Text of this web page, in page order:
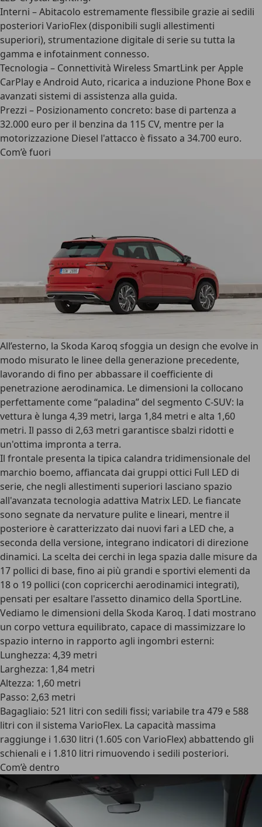
Interni – Abitacolo estremamente flessibile grazie ai sedili
posteriori VarioFlex (disponibili sugli allestimenti
superiori), strumentazione digitale di serie su tutta la
gamma e infotainment connesso.
Tecnologia – Connettività Wireless SmartLink per Apple
CarPlay e Android Auto, ricarica a induzione Phone Box e
avanzati sistemi di assistenza alla guida.
Prezzi – Posizionamento concreto: base di partenza a
32.000 euro per il benzina da 115 CV, mentre per la
motorizzazione Diesel l'attacco è fissato a 34.700 euro.
Com’è fuori
All’esterno, la Skoda Karoq sfoggia un design che evolve in
modo misurato le linee della generazione precedente,
lavorando di fino per abbassare il coefficiente di
penetrazione aerodinamica. Le dimensioni la collocano
perfettamente come “paladina” del segmento C-SUV: la
vettura è lunga 4,39 metri, larga 1,84 metri e alta 1,60
metri. Il passo di 2,63 metri garantisce sbalzi ridotti e
un'ottima impronta a terra.
Il frontale presenta la tipica calandra tridimensionale del
marchio boemo, affiancata dai gruppi ottici Full LED di
serie, che negli allestimenti superiori lasciano spazio
all'avanzata tecnologia adattiva Matrix LED. Le fiancate
sono segnate da nervature pulite e lineari, mentre il
posteriore è caratterizzato dai nuovi fari a LED che, a
seconda della versione, integrano indicatori di direzione
dinamici. La scelta dei cerchi in lega spazia dalle misure da
17 pollici di base, fino ai più grandi e sportivi elementi da
18 o 19 pollici (con copricerchi aerodinamici integrati),
pensati per esaltare l'assetto dinamico della SportLine.
Vediamo le dimensioni della Skoda Karoq. I dati mostrano
un corpo vettura equilibrato, capace di massimizzare lo
spazio interno in rapporto agli ingombri esterni:
Lunghezza: 4,39 metri
Larghezza: 1,84 metri
Altezza: 1,60 metri
Passo: 2,63 metri
Bagagliaio: 521 litri con sedili fissi; variabile tra 479 e 588
litri con il sistema VarioFlex. La capacità massima
raggiunge i 1.630 litri (1.605 con VarioFlex) abbattendo gli
schienali e i 1.810 litri rimuovendo i sedili posteriori.
Com’è dentro